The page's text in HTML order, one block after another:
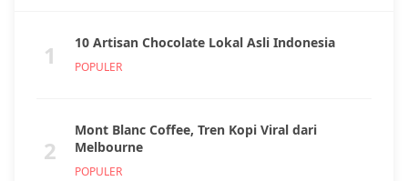
1 10 Artisan Chocolate Lokal Asli Indonesia
POPULER
2
Mont Blanc Coffee, Tren Kopi Viral dari
Melbourne
POPULER